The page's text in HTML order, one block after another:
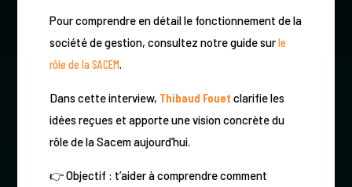
Pour comprendre en détail le fonctionnement de la
société de gestion, consultez notre guide surle
rôle de la SACEM.
Dans cette interview, Thibaud Fouet clarifie les
idées reçues et apporte une vision concrète du
rôle de la Sacem aujourd’hui.
👉 Objectif : t’aider à comprendre comment